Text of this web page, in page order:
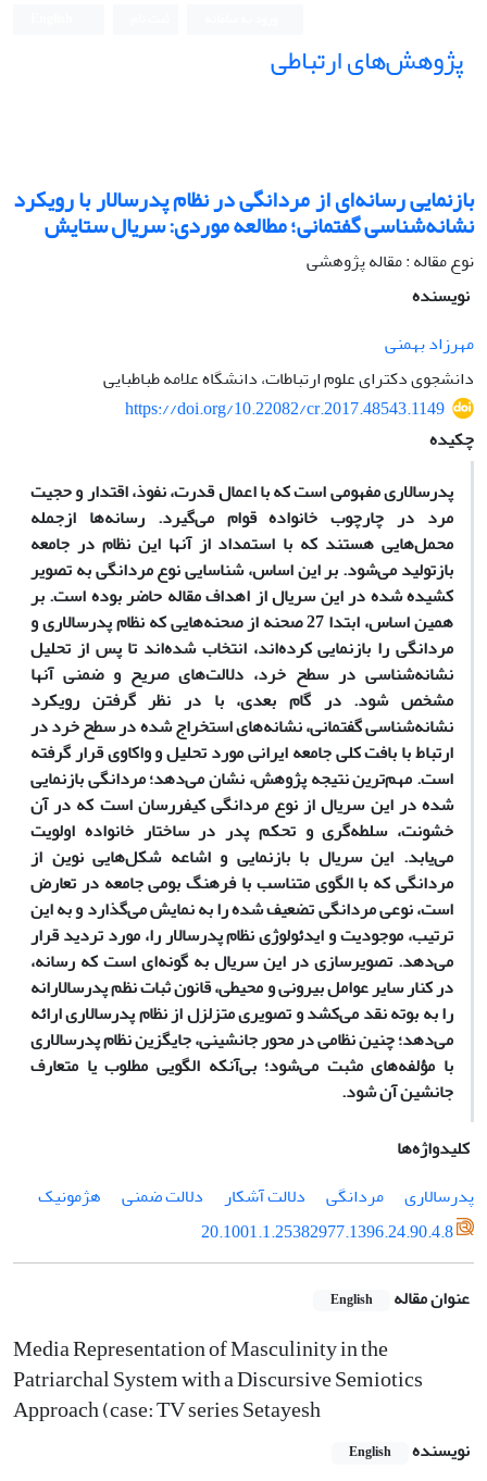
پژوهش‌های ارتباطی
بازنمایی رسانه‌ای از مردانگی در نظام پدر‌سالار با رویکرد
نشانه‌شناسی گفتمانی؛ مطالعه موردی: سریال ستایش
نوع مقاله : مقاله پژوهشی
نویسنده
مهرزاد بهمنی
دانشجوی دکترای علوم ارتباطات، دانشگاه علامه طباطبایی
https://doi.org/10.22082/cr.2017.48543.1149
چکیده
پدرسالاری مفهومی است که با اعمال قدرت، نفوذ، اقتدار و حجیت
مرد در چارچوب خانواده قوام می‌گیرد. رسانه‌ها ازجمله
محمل‌هایی هستند که با استمداد از آنها این نظام در جامعه
بازتولید می‌شود. بر این اساس، شناسایی نوع مردانگی به تصویر
کشیده شده در این سریال از اهداف مقاله حاضر بوده است. بر
همین اساس، ابتدا 27 صحنه از صحنه‌هایی که نظام پدرسالاری و
مردانگی را بازنمایی کرده‌اند، انتخاب شده‌اند تا پس از تحلیل
نشانه‌شناسی در سطح خرد، دلالت‌های صریح و ضمنی آنها
مشخص شود. در گام بعدی، با در نظر گرفتن رویکرد
نشانه‌شناسی گفتمانی، نشانه‌های استخراج شده در سطح خرد در
ارتباط با بافت کلی جامعه ایرانی مورد تحلیل و واکاوی قرار گرفته
است. مهم‌ترین نتیجه پژوهش، نشان می‌دهد؛ مردانگی بازنمایی
شده در این سریال از نوع مردانگی کیفر‌رسان است که در آن
خشونت، سلطه‌گری و تحکم پدر در ساختار خانواده اولویت
می‌یابد. این سریال با بازنمایی و اشاعه شکل‌هایی نوین از
مردانگی که با الگوی متناسب با فرهنگ بومی جامعه در تعارض
است، نوعی مردانگی تضعیف شده را به نمایش می‌گذارد و به این
ترتیب، موجودیت و ایدئولوژی نظام پدرسالار را، مورد تردید قرار
می‌دهد. تصویرسازی در این سریال به گونه‌ای است که رسانه،
در کنار سایر عوامل بیرونی و محیطی، قانون ثبات نظم پدرسالارانه
را به بوته نقد می‌کشد و تصویری متزلزل از نظام پدرسالاری ارائه
می‌دهد؛ چنین نظامی در محور جانشینی، جایگزین نظام پدرسالاری
با مؤلفه‌های مثبت می‌‌شود؛ بی‌آنکه الگویی مطلوب یا متعارف
جانشین آن شود.
کلیدواژه‌ها
پدرسالاری
مردانگی دلالت آشکار دلالت ضمنی
هژمونیک
20.1001.1.25382977.1396.24.90.4.8
عنوان مقاله English
Media Representation of Masculinity in the
Patriarchal System with a Discursive Semiotics
Approach (case: TV series Setayesh
نویسنده English